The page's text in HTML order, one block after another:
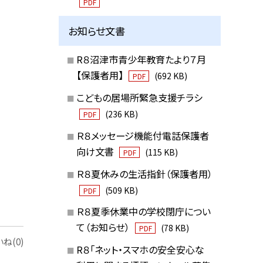
ね(0)
PDF
お知らせ文書
R８沼津市青少年教育たより７月
【保護者用】
PDF (692 KB)
こどもの居場所緊急支援チラシ
PDF (236 KB)
Ｒ８メッセージ機能付電話保護者
向け文書
PDF (115 KB)
Ｒ８夏休みの生活指針（保護者用）
PDF (509 KB)
Ｒ８夏季休業中の学校閉庁につい
て（お知らせ）
PDF (78 KB)
R８「ネット・スマホの安全安心な